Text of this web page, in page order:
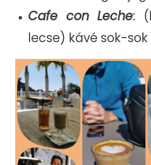
Cafe con Leche:
lecse) kávé sok-